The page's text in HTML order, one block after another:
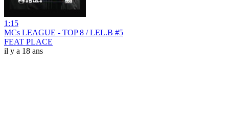
1:15
MCs LEAGUE - TOP 8 / LEL.B #5
FEAT PLACE
il y a 18 ans